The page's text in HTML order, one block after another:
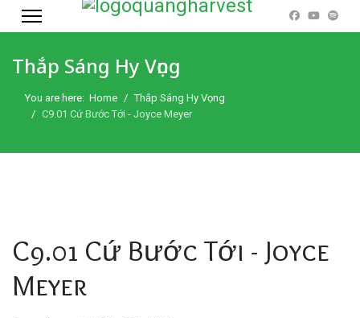
Thắp Sáng Hy Vọng
You are here: Home
Thắp Sáng Hy Vọng
C9.01 Cứ Bước Tới - Joyce Meyer
C9.01 Cứ Bước Tới - Joyce
Meyer